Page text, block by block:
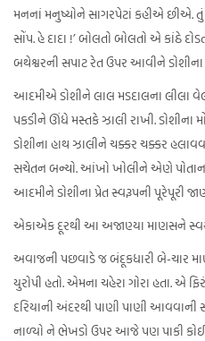
મનનાં મનુષ્યોને સાગરપેટાં કહીએ છીએ.
સોંપ. હે દાદા !’ બોલતો બોલતો એ કાંઠે
બથેશ્વરની સપાટ રેત ઉપર આવીને
આદમીએ ડોશીને લાલ મડદાલના લીલા
પકડીને ઊંધે મસ્તકે ઝાલી રાખી. ડોશીના
ડોશીના હાથ ઝાલીને ચક્કર ચક્કર
સચેતન બન્યો. આંખો ખોલીને એણે
આદમીને ડોશીના પ્રેત સ્વરૂપની પૂરેપૂરી
એકાએક દૂરથી આ અજાણ્યા માણસને સ્વર
અવાજની પછવાડે જ બંદૂકધારી બે-ચાર
યુરોપી હતો. એમના ચહેરા ગોરા હતા.
દરિયાની અંદરથી પાણી પાણી
નાળ્યો ને ભેખડો ઉપર આજે પણ પાકી